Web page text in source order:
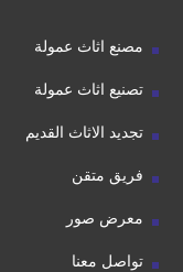
مصنع اثاث عمولة
تصنيع اثاث عمولة
تجديد الاثاث القديم
فريق متقن
معرض صور
تواصل معنا